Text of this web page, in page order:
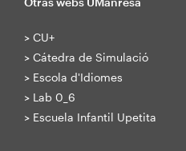
> CU+
> Cátedra de Simulació
> Escola d'Idiomes
> Lab 0_6
> Escuela Infantil Upetita